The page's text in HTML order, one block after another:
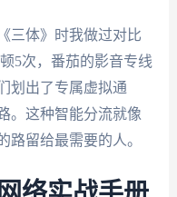
三体》时我做过对比
5次，番茄的影音专线
划出了专属虚拟通
。这种智能分流就像
路留给最需要的人。